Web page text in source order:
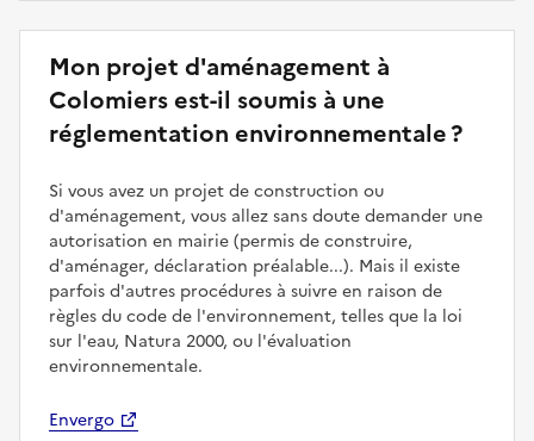
Mon projet d'aménagement à
Colomiers est-il soumis à une
réglementation environnementale ?
Si vous avez un projet de construction ou
d'aménagement, vous allez sans doute demander une
autorisation en mairie (permis de construire,
d'aménager, déclaration préalable...). Mais il existe
parfois d'autres procédures à suivre en raison de
règles du code de l'environnement, telles que la loi
sur l'eau, Natura 2000, ou l'évaluation
environnementale.
Envergo